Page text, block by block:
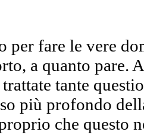
per fare le vere
a quanto pare.
tante
più profondo
che questo